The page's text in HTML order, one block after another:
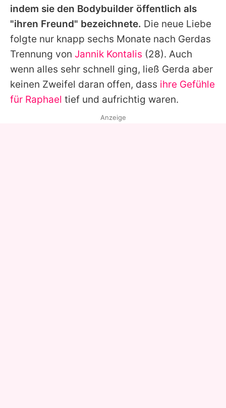
indem sie den Bodybuilder öffentlich als
"ihren Freund" bezeichnete. Die neue Liebe
folgte nur knapp sechs Monate nach Gerdas
Trennung von Jannik Kontalis (28). Auch
wenn alles sehr schnell ging, ließ Gerda aber
keinen Zweifel daran offen, dass ihre Gefühle
für Raphael tief und aufrichtig waren.
Anzeige